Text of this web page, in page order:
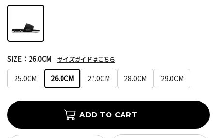
25.0CM 26.0CM 27.0CM 28.0CM 29.0CM
SIZE：26.0CM サイズガイドはこちら